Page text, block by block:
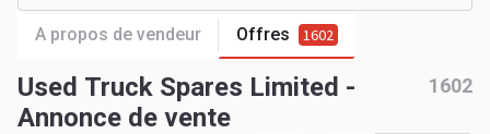
A propos de vendeur Offres 1602
Used Truck Spares Limited -
Annonce de vente
1602